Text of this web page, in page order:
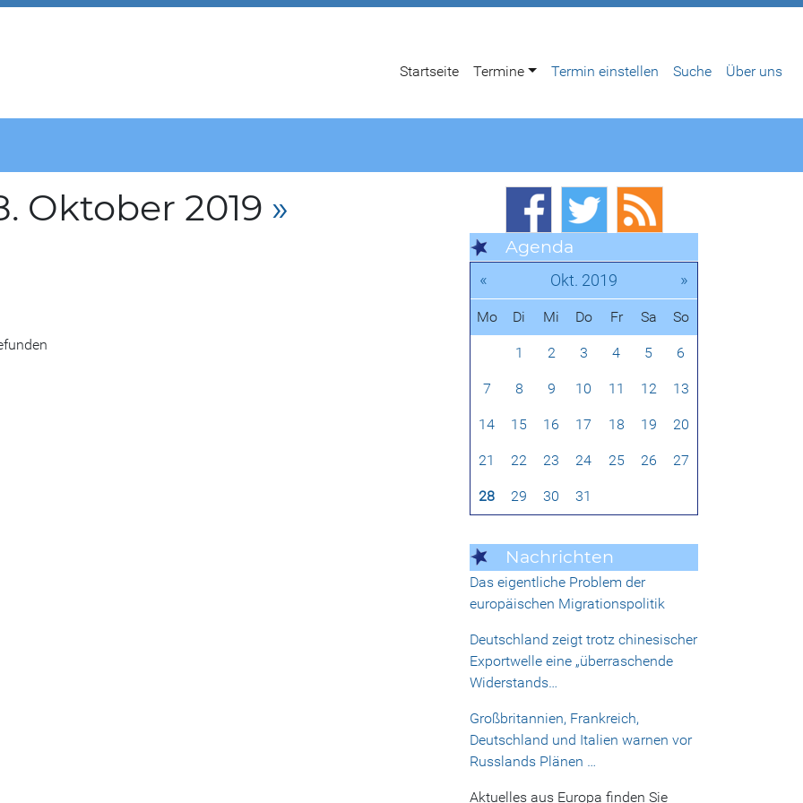
Startseite Termine Termin einstellen Suche Über uns
Oktober 2019 »
Agenda
« Okt. 2019 »
Mo Di Mi Do Fr Sa So
1 2 3 4 5 6
7 8 9 10 11 12 13
14 15 16 17 18 19 20
21 22 23 24 25 26 27
28 29 30 31
Nachrichten
Das eigentliche Problem der
europäischen Migrationspolitik
Deutschland zeigt trotz chinesischer
Exportwelle eine „überraschende
Widerstands…
Großbritannien, Frankreich,
Deutschland und Italien warnen vor
Russlands Plänen …
Aktuelles aus Europa finden Sie